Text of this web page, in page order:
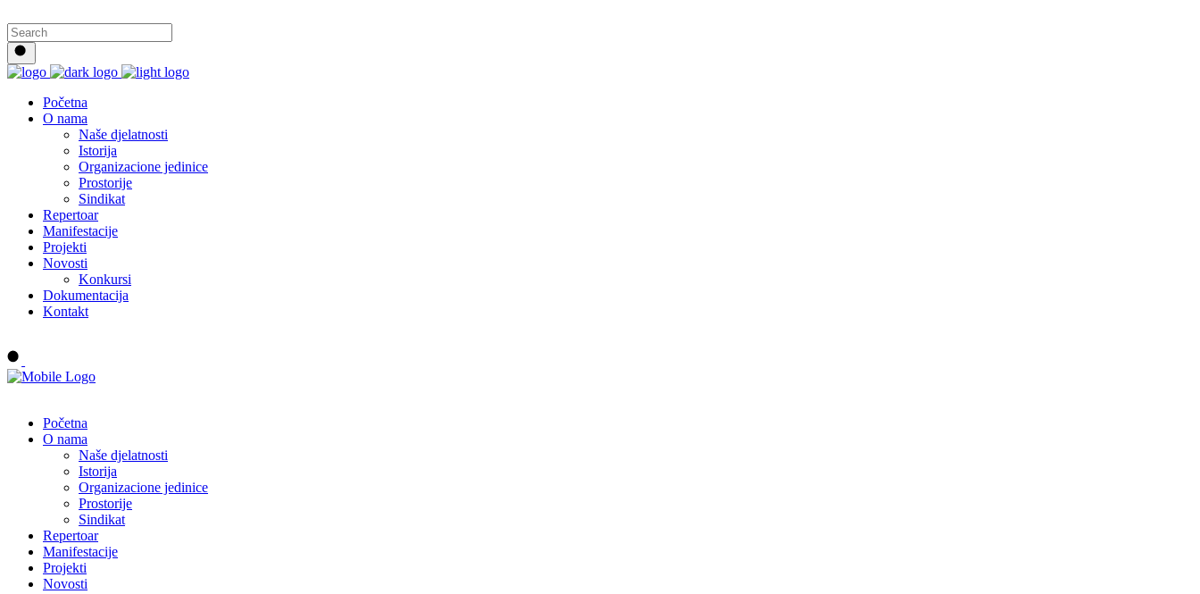
Početna
O nama
Naše djelatnosti
Istorija
Organizacione jedinice
Prostorije
Sindikat
Repertoar
Manifestacije
Projekti
Novosti
Konkursi
Dokumentacija
Kontakt
Početna
O nama
Naše djelatnosti
Istorija
Organizacione jedinice
Prostorije
Sindikat
Repertoar
Manifestacije
Projekti
Novosti